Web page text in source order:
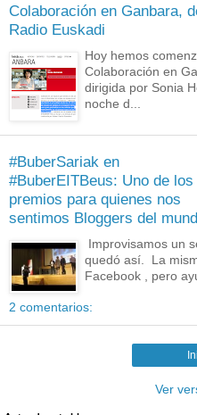
Colaboración en Ganbara,
Radio Euskadi
Hoy hemos
Colaboración en
dirigida por Sonia
noche d...
#BuberSariak en
#BuberEITBeus: Uno de los
premios para quienes nos
sentimos Bloggers del
Improvisamos un
quedó así. La
Facebook , pero
2 comentarios:
Ver